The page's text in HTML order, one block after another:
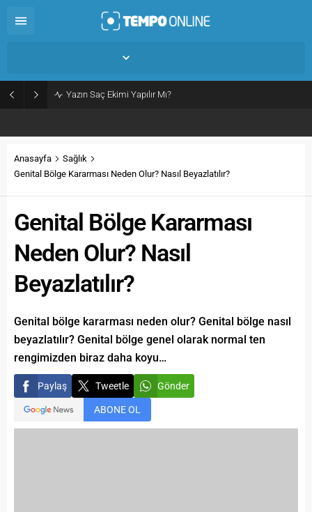
Yazın Saç Ekimi Yapılır Mı?
Anasayfa
Sağlık
Genital Bölge Kararması Neden Olur? Nasıl Beyazlatılır?
Genital Bölge Kararması
Neden Olur? Nasıl
Beyazlatılır?
Genital bölge kararması neden olur? Genital bölge nasıl
beyazlatılır? Genital bölge genel olarak normal ten
rengimizden biraz daha koyu…
Paylaş Tweetle Gönder
ABONE OL